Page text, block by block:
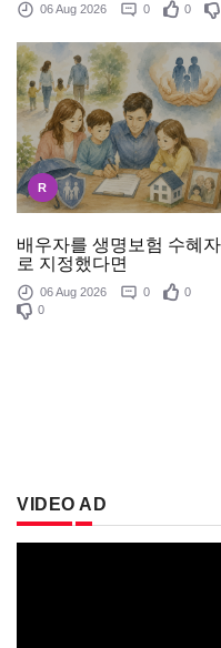
06 Aug 2026 0 0
R
배우자를 생명보험 수혜자
로 지정했다면
06 Aug 2026 0
0
0
VIDEO AD